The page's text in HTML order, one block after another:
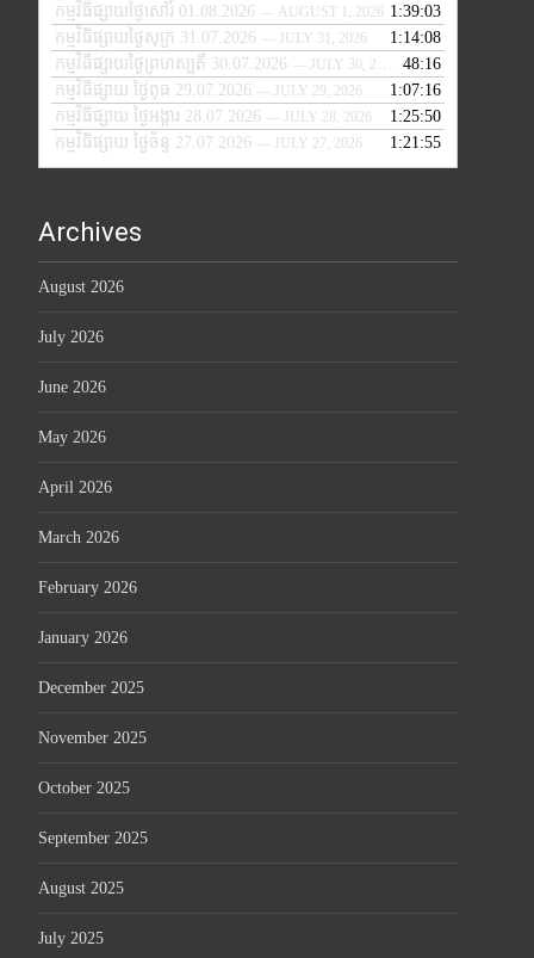
កម្មវិធីផ្សាយថ្ងៃសៅរ៍ 01.08.2026
— AUGUST 1, 2026 1:39:03
កម្មវិធីផ្សាយថ្ងៃសុក្រ 31.07.2026
— JULY 31, 2026
1:14:08
កម្មវិធីផ្សាយថ្ងៃព្រហស្បតិ៍ 30.07.2026
— JULY 30, 2026
48:16
កម្មវិធីផ្សាយ ថ្ងៃពុធ 29.07.2026
— JULY 29, 2026
1:07:16
កម្មវិធីផ្សាយ ថ្ងៃអង្គារ 28.07.2026
— JULY 28, 2026
1:25:50
កម្មវិធីផ្សាយ ថ្ងៃច័ន្ទ 27.07.2026
— JULY 27, 2026 1:21:55
Archives
August 2026
July 2026
June 2026
May 2026
April 2026
March 2026
February 2026
January 2026
December 2025
November 2025
October 2025
September 2025
August 2025
July 2025